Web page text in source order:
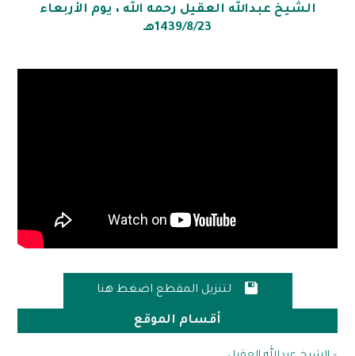
الشيخ عبدالله العقيل رحمه الله ، يوم الأربعاء
1439/8/23هـ
 لتنزيل المقطع اضغط هنا
أقسام الموقع